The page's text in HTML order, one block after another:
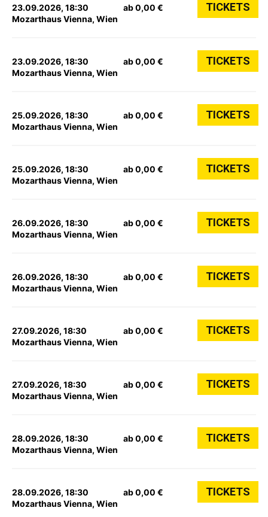
23.09.2026, 18:30
Mozarthaus Vienna, Wien
ab 0,00 € TICKETS
23.09.2026, 18:30
Mozarthaus Vienna, Wien
ab 0,00 € TICKETS
25.09.2026, 18:30
Mozarthaus Vienna, Wien
ab 0,00 € TICKETS
25.09.2026, 18:30
Mozarthaus Vienna, Wien
ab 0,00 € TICKETS
26.09.2026, 18:30
Mozarthaus Vienna, Wien
ab 0,00 € TICKETS
26.09.2026, 18:30
Mozarthaus Vienna, Wien
ab 0,00 € TICKETS
27.09.2026, 18:30
Mozarthaus Vienna, Wien
ab 0,00 € TICKETS
27.09.2026, 18:30
Mozarthaus Vienna, Wien
ab 0,00 € TICKETS
28.09.2026, 18:30
Mozarthaus Vienna, Wien
ab 0,00 € TICKETS
28.09.2026, 18:30
Mozarthaus Vienna, Wien
ab 0,00 € TICKETS